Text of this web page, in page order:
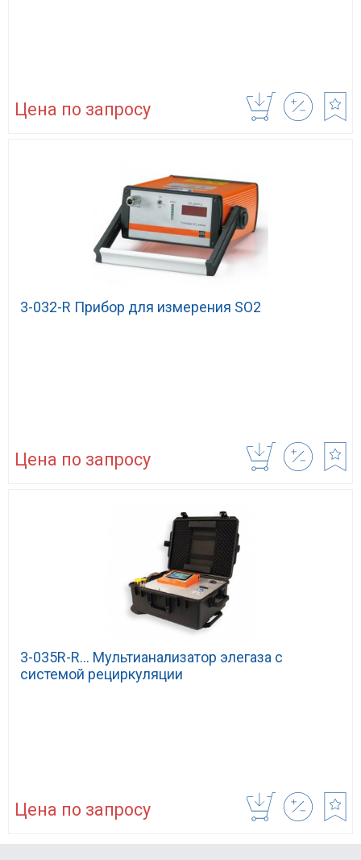
Цена по запросу
3-032-R Прибор для измерения SO2
Цена по запросу
3-035R-R… Мультианализатор элегаза с
системой рециркуляции
Цена по запросу